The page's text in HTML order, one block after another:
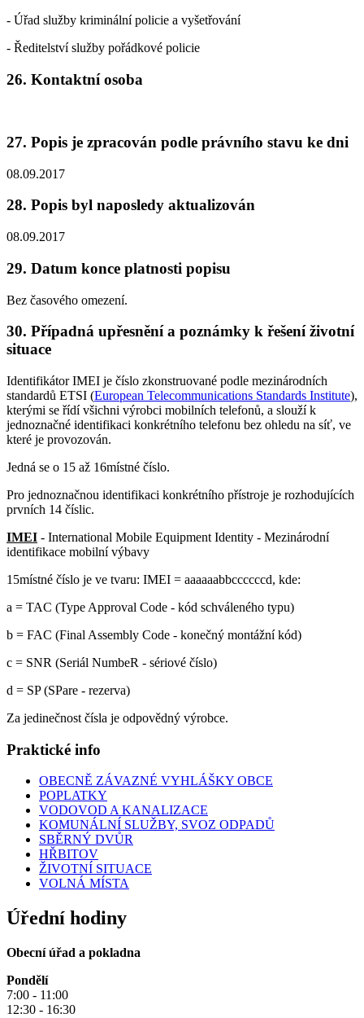
- Úřad služby kriminální policie a vyšetřování
- Ředitelství služby pořádkové policie
26. Kontaktní osoba
27. Popis je zpracován podle právního stavu ke dni
08.09.2017
28. Popis byl naposledy aktualizován
08.09.2017
29. Datum konce platnosti popisu
Bez časového omezení.
30. Případná upřesnění a poznámky k řešení životní
situace
Identifikátor IMEI je číslo zkonstruované podle mezinárodních
standardů ETSI (European Telecommunications Standards Institute),
kterými se řídí všichni výrobci mobilních telefonů, a slouží k
jednoznačné identifikaci konkrétního telefonu bez ohledu na síť, ve
které je provozován.
Jedná se o 15 až 16místné číslo.
Pro jednoznačnou identifikaci konkrétního přístroje je rozhodujících
prvních 14 číslic.
IMEI - International Mobile Equipment Identity - Mezinárodní
identifikace mobilní výbavy
15místné číslo je ve tvaru: IMEI = aaaaaabbccccccd, kde:
a = TAC (Type Approval Code - kód schváleného typu)
b = FAC (Final Assembly Code - konečný montážní kód)
c = SNR (Seriál NumbeR - sériové číslo)
d = SP (SPare - rezerva)
Za jedinečnost čísla je odpovědný výrobce.
Praktické info
OBECNĚ ZÁVAZNÉ VYHLÁŠKY OBCE
POPLATKY
VODOVOD A KANALIZACE
KOMUNÁLNÍ SLUŽBY, SVOZ ODPADŮ
SBĚRNÝ DVŮR
HŘBITOV
ŽIVOTNÍ SITUACE
VOLNÁ MÍSTA
Úřední hodiny
Obecní úřad a pokladna
Pondělí
7:00 - 11:00
12:30 - 16:30